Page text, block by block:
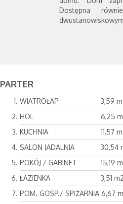
Dostępna
PARTER
WIATROŁAP
3,59
HOL
6,25
KUCHNIA
11,57
SALON JADALNIA
30,54
POKÓJ / GABINET
15,19
ŁAZIENKA
3,51 m2
POM. GOSP./ SPIŻARNIA 6,67